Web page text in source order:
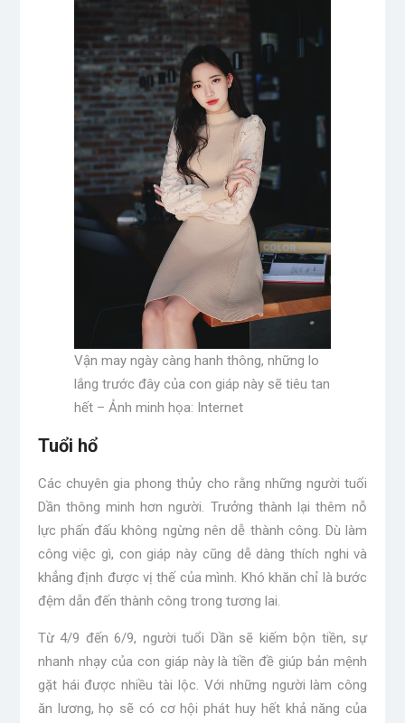
Vận may ngày càng hanh thông, những lo
lắng trước đây của con giáp này sẽ tiêu tan
hết – Ảnh minh họa: Internet
Tuổi hổ
Các chuyên gia phong thủy cho rằng những người tuổi
Dần thông minh hơn người. Trưởng thành lại thêm nỗ
lực phấn đấu không ngừng nên dễ thành công. Dù làm
công việc gì, con giáp này cũng dễ dàng thích nghi và
khẳng định được vị thế của mình. Khó khăn chỉ là bước
đệm dẫn đến thành công trong tương lai.
Từ 4/9 đến 6/9, người tuổi Dần sẽ kiếm bộn tiền, sự
nhanh nhạy của con giáp này là tiền đề giúp bản mệnh
gặt hái được nhiều tài lộc. Với những người làm công
ăn lương, họ sẽ có cơ hội phát huy hết khả năng của